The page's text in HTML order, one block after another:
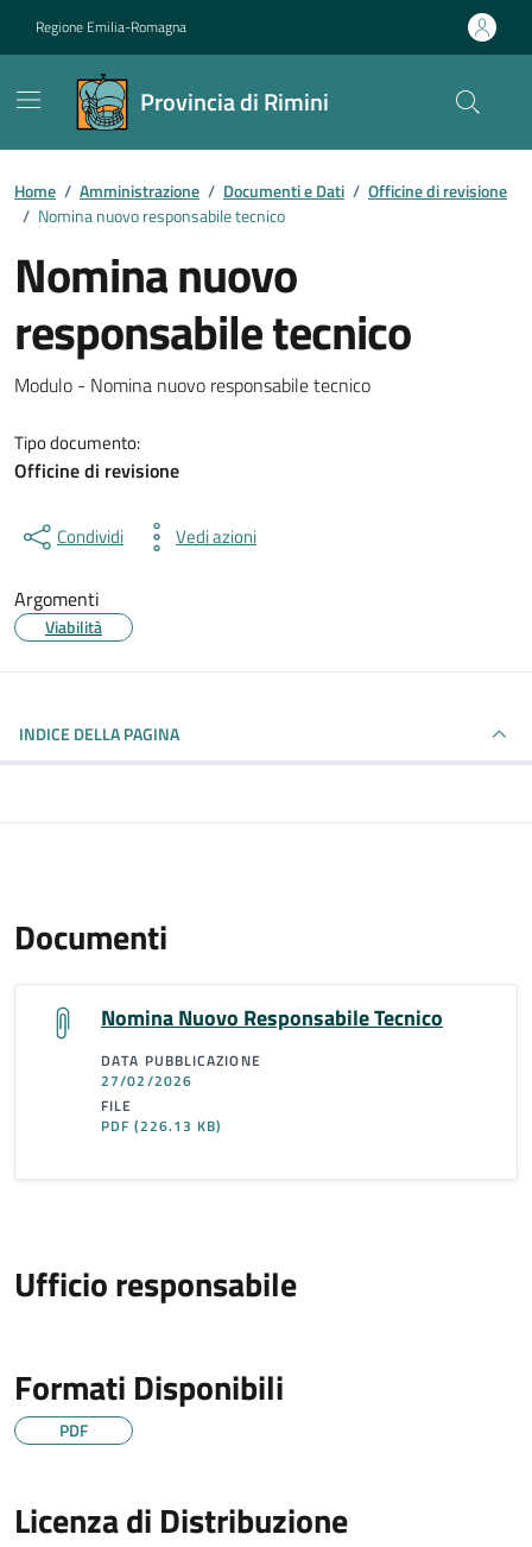
Regione Emilia-Romagna
Provincia di Rimini
Contenuti in evidenza
Home / Amministrazione / Documenti e Dati / Officine di revisione
/ Nomina nuovo responsabile tecnico
Nomina nuovo
responsabile tecnico
Dettagli del documento
Modulo - Nomina nuovo responsabile tecnico
Tipo documento:
Officine di revisione
Condividi Vedi azioni
Argomenti
Viabilità
INDICE DELLA PAGINA
Documenti
Nomina Nuovo Responsabile Tecnico
DATA PUBBLICAZIONE
27/02/2026
FILE
PDF(226.13 KB)
Ufficio responsabile
Formati Disponibili
PDF
Licenza di Distribuzione